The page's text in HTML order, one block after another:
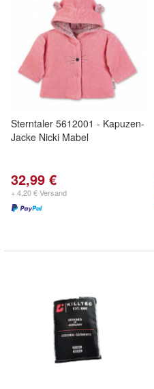
Sterntaler 5612001 - Kapuzen-
Jacke Nicki Mabel
32,99 €
+ 4,20 € Versand